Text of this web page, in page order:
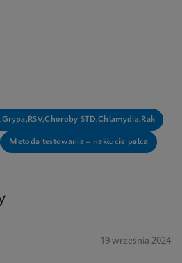
STD,Chlamydia,Rak
Metoda testowania – nakłucie palca
19 września 2024